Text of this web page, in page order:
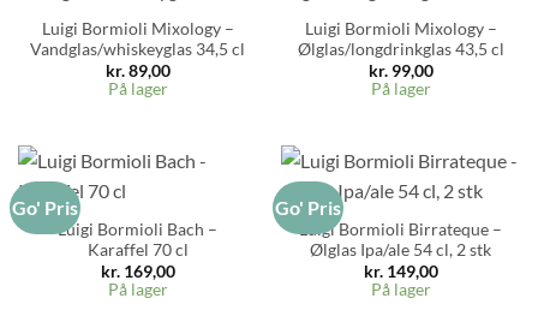
Luigi Bormioli Mixology –
Vandglas/whiskeyglas 34,5 cl
kr.89,00
På lager
Luigi Bormioli Mixology –
Ølglas/longdrinkglas 43,5 cl
kr.99,00
På lager
Go' Pris
Luigi Bormioli Bach –
Karaffel 70 cl
kr.169,00
På lager
Go' Pris
Luigi Bormioli Birrateque –
Ølglas Ipa/ale 54 cl, 2 stk
kr.149,00
På lager